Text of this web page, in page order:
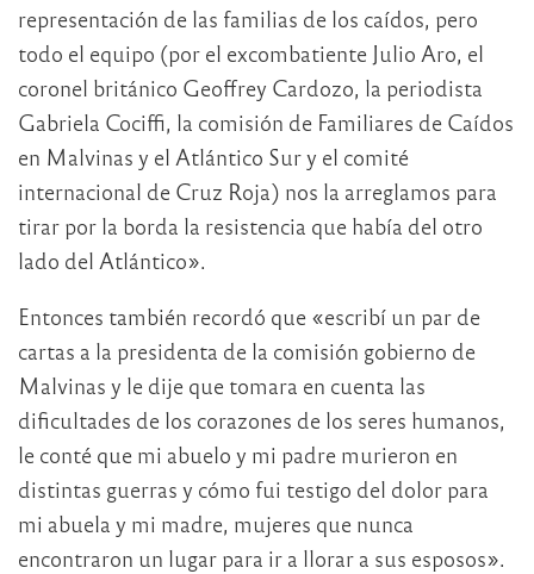
representación de las familias de los caídos, pero
todo el equipo (por el excombatiente Julio Aro, el
coronel británico Geoffrey Cardozo, la periodista
Gabriela Cociffi, la comisión de Familiares de Caídos
en Malvinas y el Atlántico Sur y el comité
internacional de Cruz Roja) nos la arreglamos para
tirar por la borda la resistencia que había del otro
lado del Atlántico».
Entonces también recordó que «escribí un par de
cartas a la presidenta de la comisión gobierno de
Malvinas y le dije que tomara en cuenta las
dificultades de los corazones de los seres humanos,
le conté que mi abuelo y mi padre murieron en
distintas guerras y cómo fui testigo del dolor para
mi abuela y mi madre, mujeres que nunca
encontraron un lugar para ir a llorar a sus esposos».